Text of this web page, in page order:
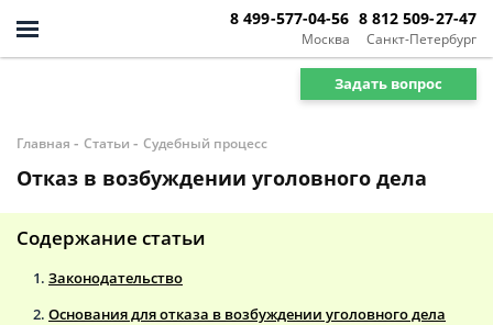
Москва
8 499-577-04-56
Санкт-Петербург
8 812 509-27-47
Задать вопрос
Главная - Статьи - Судебный процесс
Отказ в возбуждении уголовного дела
Содержание статьи
Законодательство
Основания для отказа в возбуждении уголовного дела